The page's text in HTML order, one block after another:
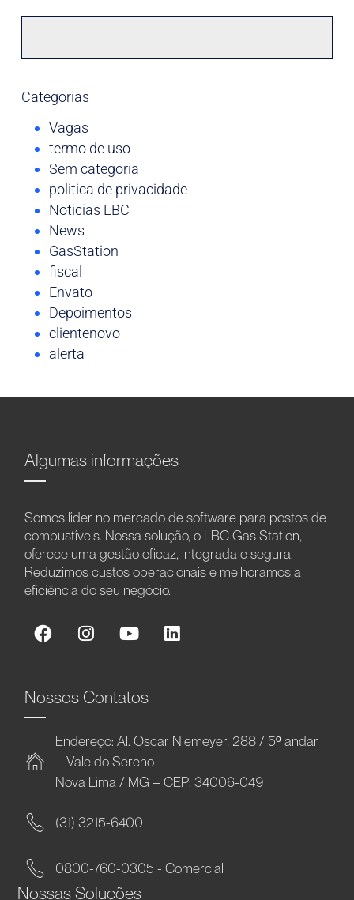
Categorias
Vagas
termo de uso
Sem categoria
politica de privacidade
Noticias LBC
News
GasStation
fiscal
Envato
Depoimentos
clientenovo
alerta
Algumas informações
Somos líder no mercado de software para postos de
combustíveis. Nossa solução, o LBC Gas Station,
oferece uma gestão eficaz, integrada e segura.
Reduzimos custos operacionais e melhoramos a
eficiência do seu negócio.
Nossos Contatos
Endereço: Al. Oscar Niemeyer, 288 / 5º andar
– Vale do Sereno
Nova Lima / MG – CEP: 34006-049
(31) 3215-6400
0800-760-0305 - Comercial
Nossas Soluções